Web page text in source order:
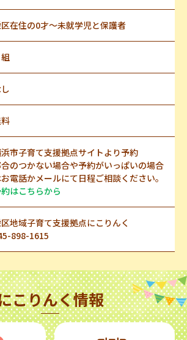
在住の0才～未就学児と保護者
組
市子育て支援拠点サイトより予約
のつかない場合や予約がいっぱいの場合
電話かメールにて日程ご相談ください。
はこちらから
地域子育て支援拠点にこりんく
898-1615
こりんく情報